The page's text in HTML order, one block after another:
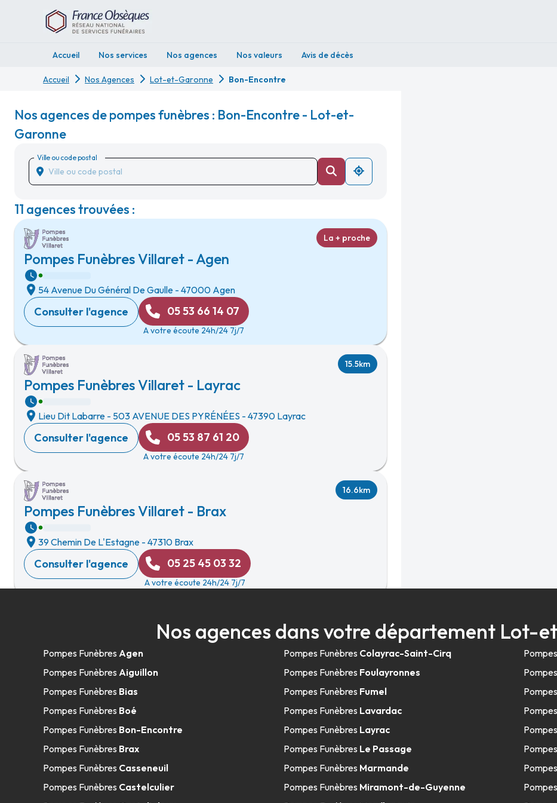
Accueil Nos services Nos agences Nos valeurs Avis de décès
Accueil Nos Agences Lot-et-Garonne Bon-Encontre
Nos agences de pompes funèbres : Bon-Encontre - Lot-et-
Garonne
Ville ou code postal
11 agences trouvées :
Pompes Funèbres Villaret - Agen
La + proche
54 Avenue Du Général De Gaulle - 47000 Agen
Consulter l'agence 05 53 66 14 07
A votre écoute 24h/24 7j/7
Pompes Funèbres Villaret - Layrac
15.5km
Lieu Dit Labarre - 503 AVENUE DES PYRÉNÉES - 47390 Layrac
Consulter l'agence 05 53 87 61 20
A votre écoute 24h/24 7j/7
Pompes Funèbres Villaret - Brax
16.6km
39 Chemin De L'Estagne - 47310 Brax
Consulter l'agence 05 25 45 03 32
A votre écoute 24h/24 7j/7
Pompes Funèbres Bély Fabrice - Valence
21 Place Sylvain Dumon-82400 Valence
Consulter l'agence
Pompes Funèbres Bély Fabrice - Moissac
46 Rue Du Chasselas-82200 Moissac
Nos agences dans votre département Lot-
Pompes Funèbres Agen
Pompes Funèbres Aiguillon
Pompes Funèbres Bias
Pompes Funèbres Boé
Pompes Funèbres Bon-Encontre
Pompes Funèbres Brax
Pompes Funèbres Casseneuil
Pompes Funèbres Castelculier
Pompes Funèbres Colayrac-Saint-Cirq
Pompes Funèbres Foulayronnes
Pompes Funèbres Fumel
Pompes Funèbres Lavardac
Pompes Funèbres Layrac
Pompes Funèbres Le Passage
Pompes Funèbres Marmande
Pompes Funèbres Miramont-de-Guyenne